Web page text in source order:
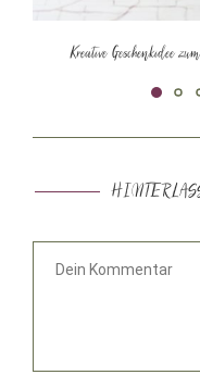
Kreative Geschenkidee